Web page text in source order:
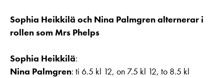
Sophia Heikkilä och Nina Palmgren alternerar i
rollen som Mrs Phelps
Sophia Heikkilä:
Nina Palmgren: ti 6.5 kl 12, on 7.5 kl 12, to 8.5 kl